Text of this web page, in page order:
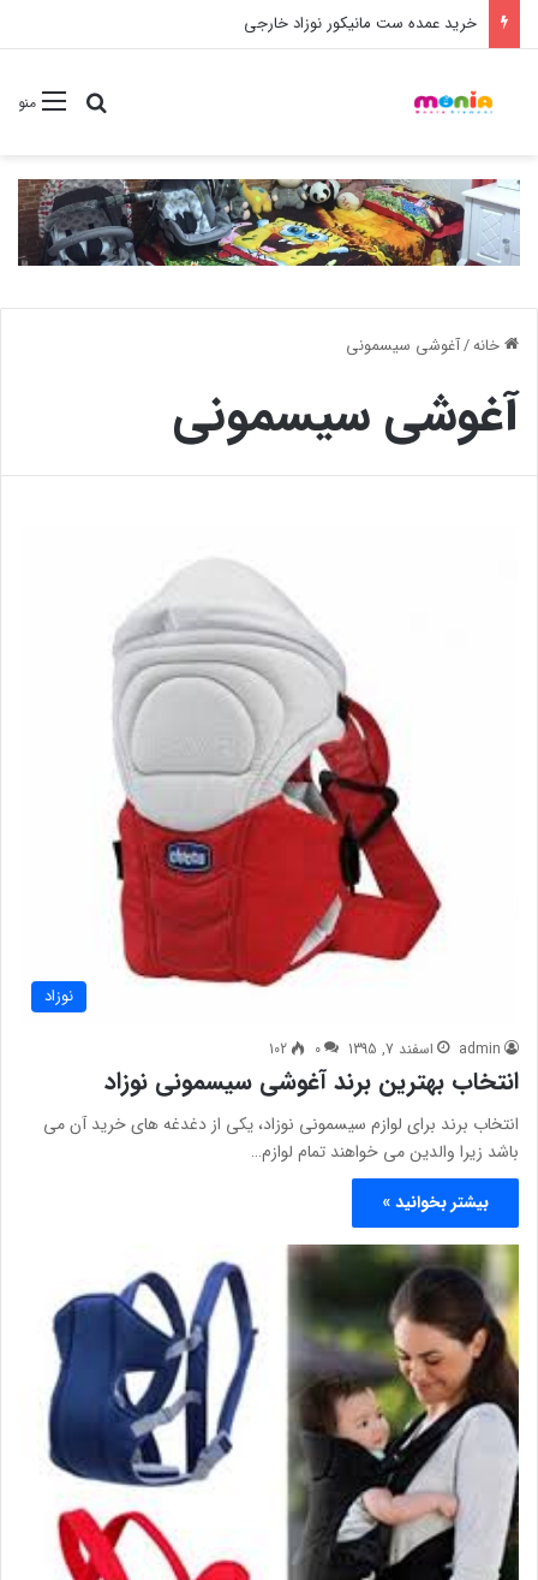
خرید عمده ست مانیکور نوزاد خارجی
منوجستجو
خانه/آغوشی سیسمونی
آغوشی سیسمونی
نوزاد
admin اسفند 7, 1395 0
102
انتخاب بهترین برند آغوشی سیسمونی نوزاد
انتخاب برند برای لوازم سیسمونی نوزاد، یکی از دغدغه های خرید آن می
باشد زیرا والدین می خواهند تمام لوازم…
بیشتر بخوانید »